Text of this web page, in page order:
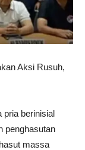
Aksi Rusuh,
pria berinisial
penghasutan
massa